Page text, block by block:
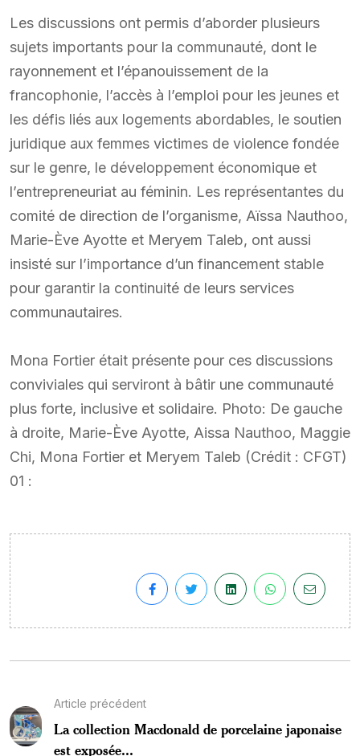
Les discussions ont permis d’aborder plusieurs
sujets importants pour la communauté, dont le
rayonnement et l’épanouissement de la
francophonie, l’accès à l’emploi pour les jeunes et
les défis liés aux logements abordables, le soutien
juridique aux femmes victimes de violence fondée
sur le genre, le développement économique et
l’entrepreneuriat au féminin. Les représentantes du
comité de direction de l’organisme, Aïssa Nauthoo,
Marie-Ève Ayotte et Meryem Taleb, ont aussi
insisté sur l’importance d’un financement stable
pour garantir la continuité de leurs services
communautaires.
Mona Fortier était présente pour ces discussions
conviviales qui serviront à bâtir une communauté
plus forte, inclusive et solidaire. Photo: De gauche
à droite, Marie-Ève Ayotte, Aissa Nauthoo, Maggie
Chi, Mona Fortier et Meryem Taleb (Crédit : CFGT)
01 :
Article précédent
La collection Macdonald de porcelaine japonaise
est exposée...